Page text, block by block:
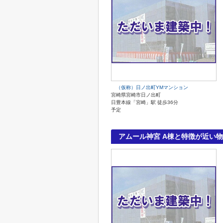
（仮称）日ノ出町YMマンション
宮崎県宮崎市日ノ出町
日豊本線「宮崎」駅 徒歩36分
予定
アムール神宮 A棟と特徴が近い